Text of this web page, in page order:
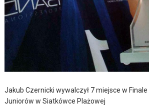
Jakub Czernicki wywalczył 7 miejsce w
Juniorów w Siatkówce Plażowej